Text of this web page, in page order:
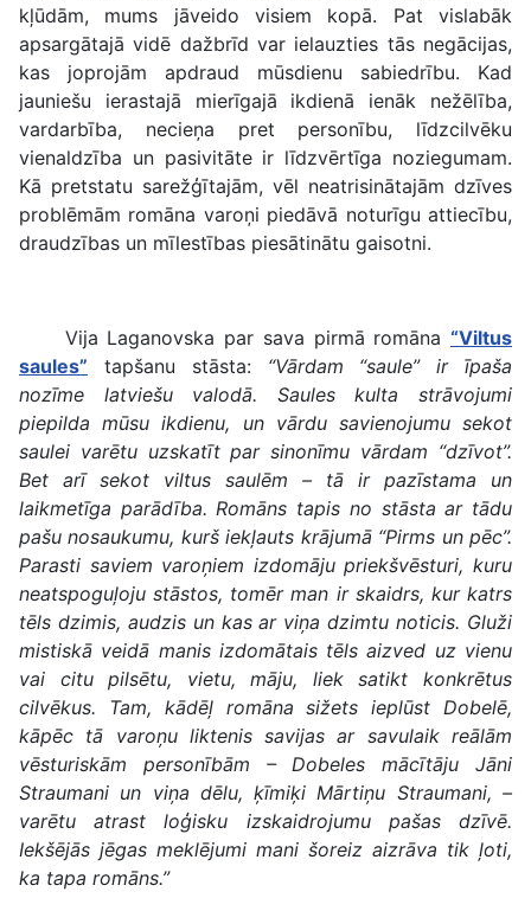
kļūdām, mums jāveido visiem kopā. Pat vislabāk
apsargātajā vidē dažbrīd var ielauzties tās negācijas,
kas joprojām apdraud mūsdienu sabiedrību. Kad
jauniešu ierastajā mierīgajā ikdienā ienāk nežēlība,
vardarbība, necieņa pret personību, līdzcilvēku
vienaldzība un pasivitāte ir līdzvērtīga noziegumam.
Kā pretstatu sarežģītajām, vēl neatrisinātajām dzīves
problēmām romāna varoņi piedāvā noturīgu attiecību,
draudzības un mīlestības piesātinātu gaisotni.
Vija Laganovska par sava pirmā romāna “Viltus
saules” tapšanu stāsta: “Vārdam “saule” ir īpaša
nozīme latviešu valodā. Saules kulta strāvojumi
piepilda mūsu ikdienu, un vārdu savienojumu sekot
saulei varētu uzskatīt par sinonīmu vārdam “dzīvot”.
Bet arī sekot viltus saulēm – tā ir pazīstama un
laikmetīga parādība. Romāns tapis no stāsta ar tādu
pašu nosaukumu, kurš iekļauts krājumā “Pirms un pēc”.
Parasti saviem varoņiem izdomāju priekšvēsturi, kuru
neatspoguļoju stāstos, tomēr man ir skaidrs, kur katrs
tēls dzimis, audzis un kas ar viņa dzimtu noticis. Gluži
mistiskā veidā manis izdomātais tēls aizved uz vienu
vai citu pilsētu, vietu, māju, liek satikt konkrētus
cilvēkus. Tam, kādēļ romāna sižets ieplūst Dobelē,
kāpēc tā varoņu liktenis savijas ar savulaik reālām
vēsturiskām personībām – Dobeles mācītāju Jāni
Straumani un viņa dēlu, ķīmiķi Mārtiņu Straumani, –
varētu atrast loģisku izskaidrojumu pašas dzīvē.
Iekšējās jēgas meklējumi mani šoreiz aizrāva tik ļoti,
ka tapa romāns.”